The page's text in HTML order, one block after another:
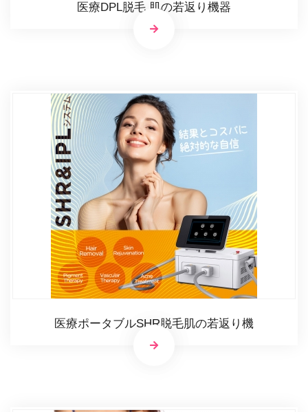
医療DPL脱毛 肌の若返り機器
医療ポータブルSHR脱毛肌の若返り機